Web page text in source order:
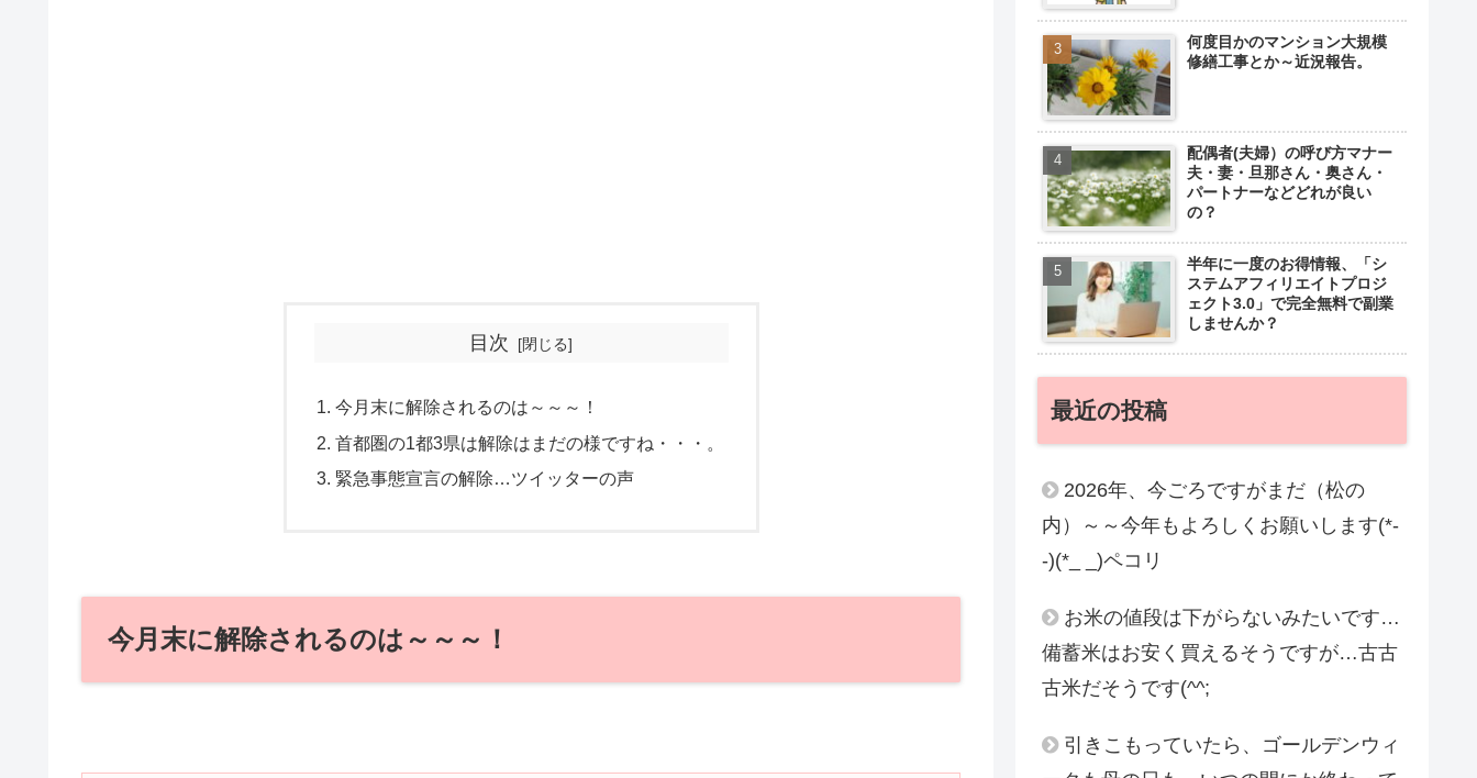
目次
今月末に解除されるのは～～～！
首都圏の1都3県は解除はまだの様ですね・・・。
緊急事態宣言の解除…ツイッターの声
今月末に解除されるのは～～～！
何度目かのマンション大規模
修繕工事とか～近況報告。
配偶者(夫婦）の呼び方マナー
夫・妻・旦那さん・奥さん・
パートナーなどどれが良い
の？
半年に一度のお得情報、「シ
ステムアフィリエイトプロジ
ェクト3.0」で完全無料で副業
しませんか？
最近の投稿
2026年、今ごろですがまだ（松の
内）～～今年もよろしくお願いします(*-
-)(*_ _)ペコリ
お米の値段は下がらないみたいです…
備蓄米はお安く買えるそうですが…古古
古米だそうです(^^;
引きこもっていたら、ゴールデンウィ